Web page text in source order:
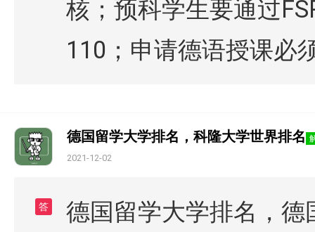
核；预科学生要通过
110；申请德语授课必
德国留学大学排名，科隆大学世界排名
2021-12-02
答
德国留学大学排名，德